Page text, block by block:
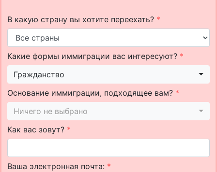
В какую страну вы хотите переехать? *
Какие формы иммиграции вас интересуют? *
Гражданство
Основание иммиграции, подходящее вам? *
Ничего не выбрано
Как вас зовут? *
Ваша электронная почта: *